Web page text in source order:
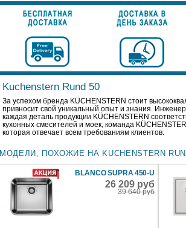
Kuchenstern Rund 50
За успехом бренда KÜCHENSTERN стоит
привносит свой уникальный опыт и знания.
каждая деталь продукции KÜCHENSTERN
кухонных смесителей и моек, команда
которая отвечает всем требованиям клиентов.
МОДЕЛИ, ПОХОЖИЕ НА KUCHENSTERN
BLANCO SUPRA 450-U
26 209 руб
39 640 руб